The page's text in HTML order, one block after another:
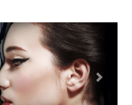
次へ